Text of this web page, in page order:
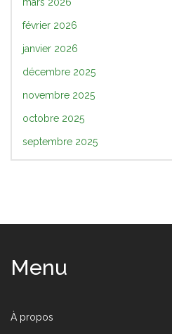
février 2026
janvier 2026
décembre 2025
novembre 2025
octobre 2025
septembre 2025
Menu
À propos